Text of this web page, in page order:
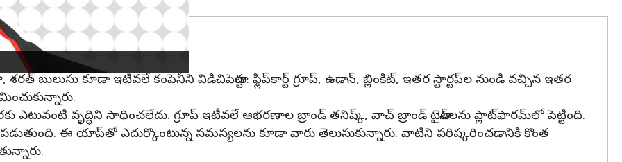
బులుసు కూడా ఇటీవలే కంపెనీని విడిచిపెట్టారు. ఫ్లిప్‌కార్ట్ గ్రూప్, ఉడాన్, బ్లింకిట్, ఇతర స్టార్టప్‌ల నుండి వచ్చిన ఇతర
ఎటువంటి వృద్ధిని సాధించలేదు. గ్రూప్ ఇటీవలే ఆభరణాల బ్రాండ్ తనిష్క్, వాచ్ బ్రాండ్ టైటాన్‌లను ప్లాట్‌ఫారమ్‌లో పెట్టింది.
ఈ యాప్‌తో ఎదుర్కొంటున్న సమస్యలను కూడా వారు తెలుసుకున్నారు. వాటిని పరిష్కరించడానికి కొంత